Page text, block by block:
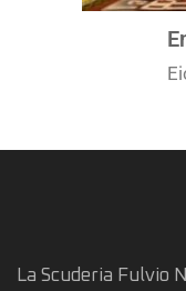
La Scuderia Fulvio